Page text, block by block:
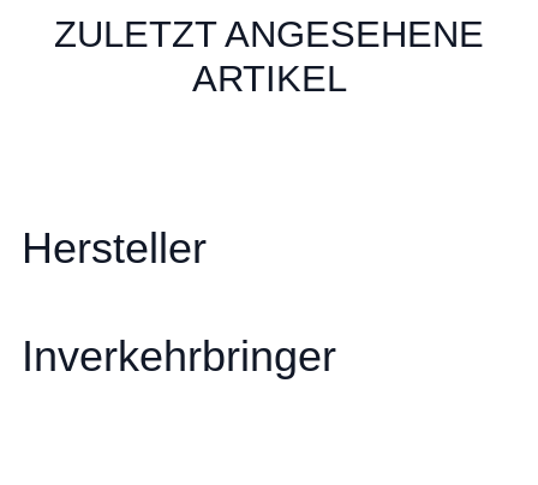
ZULETZT ANGESEHENE
ARTIKEL
Hersteller
Inverkehrbringer